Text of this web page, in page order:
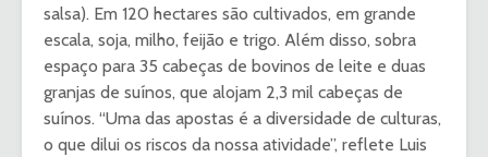
salsa). Em 120 hectares são cultivados, em grande
escala, soja, milho, feijão e trigo. Além disso, sobra
espaço para 35 cabeças de bovinos de leite e duas
granjas de suínos, que alojam 2,3 mil cabeças de
suínos. “Uma das apostas é a diversidade de culturas,
o que dilui os riscos da nossa atividade”, reflete Luis